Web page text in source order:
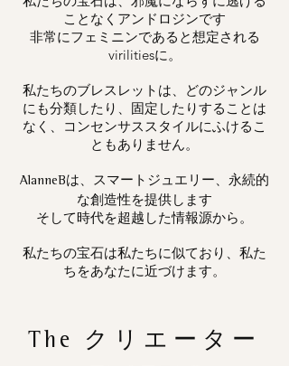
ことなくアンドロジンです
非常にフェミニンであると想定される
virilitiesに。
私たちのブレスレットは、どのジャンル
にも分類したり、固定したりすることは
なく、コンセンサススタイルにふけるこ
ともありません。
AlanneBは、スマートジュエリー、永続的
な創造性を提供します
そして時代を超越した情報源から。
私たちの宝石は私たちに似ており、私た
ちをあなたに近づけます。
The クリエーター